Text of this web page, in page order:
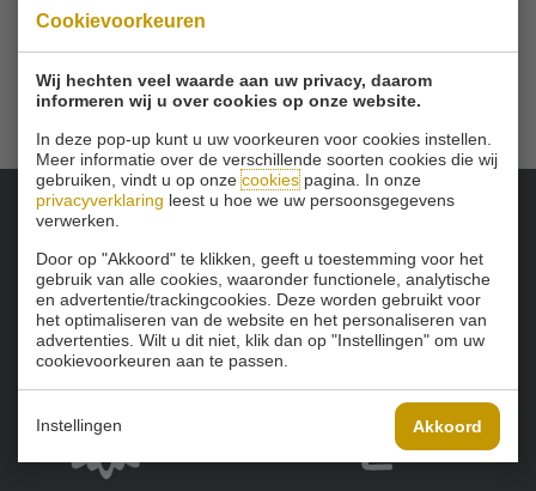
Cookievoorkeuren
Wij hechten veel waarde aan uw privacy, daarom
informeren wij u over cookies op onze website.
In deze pop-up kunt u uw voorkeuren voor cookies instellen.
Meer informatie over de verschillende soorten cookies die wij
gebruiken, vindt u op onzecookiespagina. In onze
privacyverklaring leest u hoe we uw persoonsgegevens
verwerken.
Door op "Akkoord" te klikken, geeft u toestemming voor het
gebruik van alle cookies, waaronder functionele, analytische
en advertentie/trackingcookies. Deze worden gebruikt voor
het optimaliseren van de website en het personaliseren van
advertenties. Wilt u dit niet, klik dan op "Instellingen" om uw
cookievoorkeuren aan te passen.
Instellingen Akkoord
Email